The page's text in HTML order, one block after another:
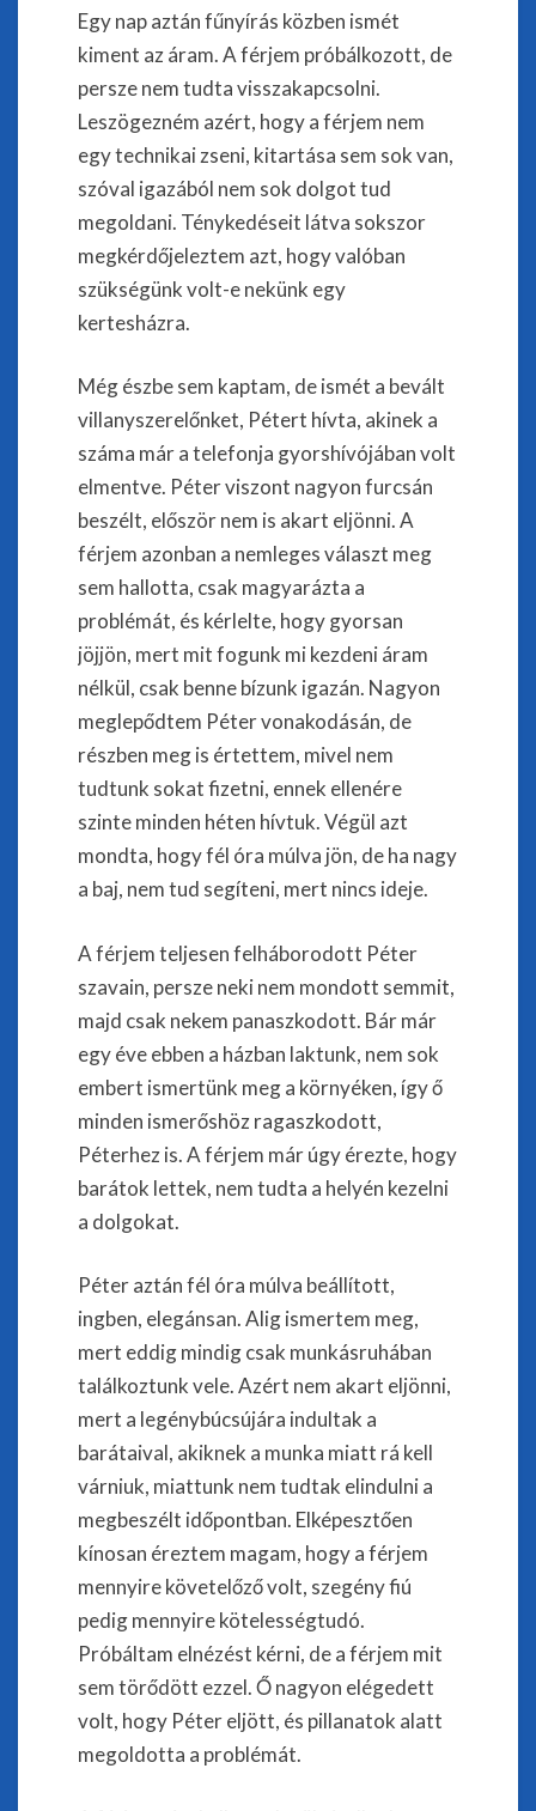
Egy nap aztán fűnyírás közben ismét
kiment az áram. A férjem próbálkozott, de
persze nem tudta visszakapcsolni.
Leszögezném azért, hogy a férjem nem
egy technikai zseni, kitartása sem sok van,
szóval igazából nem sok dolgot tud
megoldani. Ténykedéseit látva sokszor
megkérdőjeleztem azt, hogy valóban
szükségünk volt-e nekünk egy
kertesházra.
Még észbe sem kaptam, de ismét a bevált
villanyszerelőnket, Pétert hívta, akinek a
száma már a telefonja gyorshívójában volt
elmentve. Péter viszont nagyon furcsán
beszélt, először nem is akart eljönni. A
férjem azonban a nemleges választ meg
sem hallotta, csak magyarázta a
problémát, és kérlelte, hogy gyorsan
jöjjön, mert mit fogunk mi kezdeni áram
nélkül, csak benne bízunk igazán. Nagyon
meglepődtem Péter vonakodásán, de
részben meg is értettem, mivel nem
tudtunk sokat fizetni, ennek ellenére
szinte minden héten hívtuk. Végül azt
mondta, hogy fél óra múlva jön, de ha nagy
a baj, nem tud segíteni, mert nincs ideje.
A férjem teljesen felháborodott Péter
szavain, persze neki nem mondott semmit,
majd csak nekem panaszkodott. Bár már
egy éve ebben a házban laktunk, nem sok
embert ismertünk meg a környéken, így ő
minden ismerőshöz ragaszkodott,
Péterhez is. A férjem már úgy érezte, hogy
barátok lettek, nem tudta a helyén kezelni
a dolgokat.
Péter aztán fél óra múlva beállított,
ingben, elegánsan. Alig ismertem meg,
mert eddig mindig csak munkásruhában
találkoztunk vele. Azért nem akart eljönni,
mert a legénybúcsújára indultak a
barátaival, akiknek a munka miatt rá kell
várniuk, miattunk nem tudtak elindulni a
megbeszélt időpontban. Elképesztően
kínosan éreztem magam, hogy a férjem
mennyire követelőző volt, szegény fiú
pedig mennyire kötelességtudó.
Próbáltam elnézést kérni, de a férjem mit
sem törődött ezzel. Ő nagyon elégedett
volt, hogy Péter eljött, és pillanatok alatt
megoldotta a problémát.